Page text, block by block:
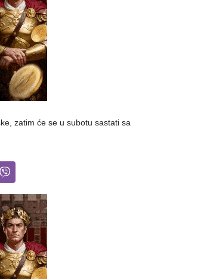
zatim će se u subotu sastati sa